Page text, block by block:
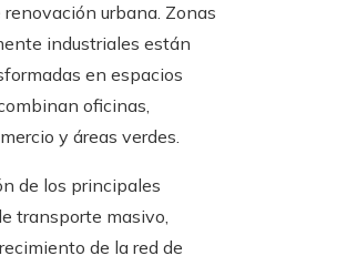
renovación urbana. Zonas
industriales están
en espacios
oficinas,
y áreas verdes.
de los principales
transporte masivo,
de la red de